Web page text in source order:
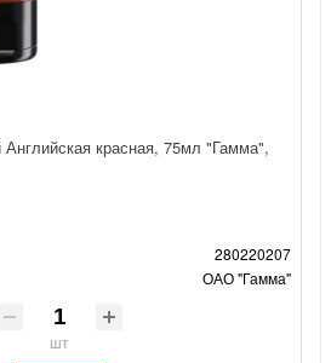
красная, 75мл "Гамма",
280220207
ОАО "Гамма"
шт